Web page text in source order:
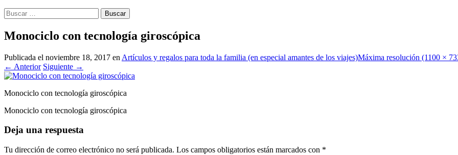
Buscar:
Monociclo con tecnología giroscópica
Publicada el noviembre 18, 2017 en Artículos y regalos para toda la familia (en especial amantes de los viajes)Máxima resolución (1100 ×
← Anterior Siguiente →
Monociclo con tecnología giroscópica
Monociclo con tecnología giroscópica
Deja una respuesta
Tu dirección de correo electrónico no será publicada. Los campos obligatorios están marcados con *